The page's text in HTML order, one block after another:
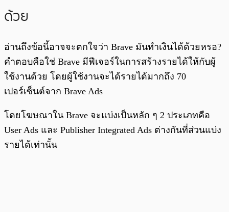
ด้วย
อ่านถึงข้อนี้อาจจะตกใจว่า Brave มันทำเงินได้ด้วยหรอ?
คำตอบคือใช่ Brave มีฟีเจอร์ในการสร้างรายได้ให้กับผู้
ใช้งานด้วย โดยผู้ใช้งานจะได้รายได้มากถึง 70
เปอร์เซ็นต์จาก Brave Ads
โดยโฆษณาใน Brave จะแบ่งเป็นหลัก ๆ 2 ประเภทคือ
User Ads และ Publisher Integrated Ads ต่างกันที่ส่วนแบ่ง
รายได้เท่านั้น